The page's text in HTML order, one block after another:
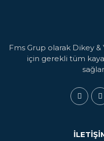
Fms Grup olarak Dikey &
için gerekli tüm